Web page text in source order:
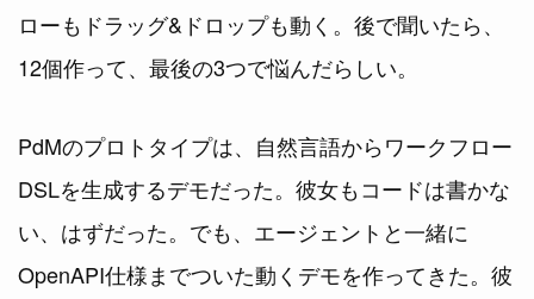
ローもドラッグ&ドロップも動く。後で聞いたら、
12個作って、最後の3つで悩んだらしい。
PdMのプロトタイプは、自然言語からワークフロー
DSLを生成するデモだった。彼女もコードは書かな
い、はずだった。でも、エージェントと一緒に
OpenAPI仕様までついた動くデモを作ってきた。彼